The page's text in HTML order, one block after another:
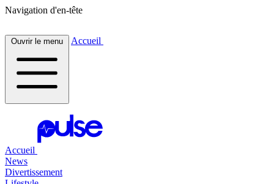
Navigation d'en-tête
Ouvrir le menu Accueil
Accueil
News
Divertissement